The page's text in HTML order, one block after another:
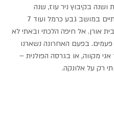
ושנה בקיבוץ ניר עוז, שנה
אורן. אל חיפה הלכתי ובאתי לא
מ- 4(!!) פעמים. בפעם האחרונה נשארנו
אני מקווה, או בגרסה הפולנית –
רק על אלונקה.